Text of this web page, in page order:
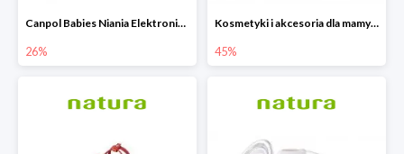
Canpol Babies Niania Elektroniczna Dwukierunkowa -26%
26%
Kosmetyki i akcesoria dla mamy i dziecka do -45%
45%